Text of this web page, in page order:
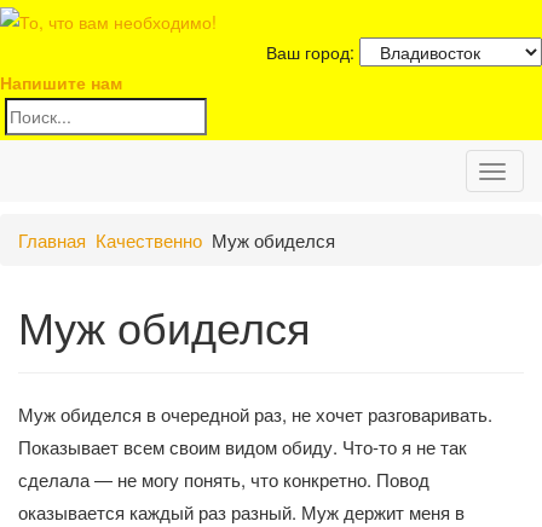
Ваш город:
Напишите нам
Главная Качественно Муж обиделся
Муж обиделся
Муж обиделся в очередной раз, не хочет разговаривать.
Показывает всем своим видом обиду. Что-то я не так
сделала — не могу понять, что конкретно. Повод
оказывается каждый раз разный. Муж держит меня в